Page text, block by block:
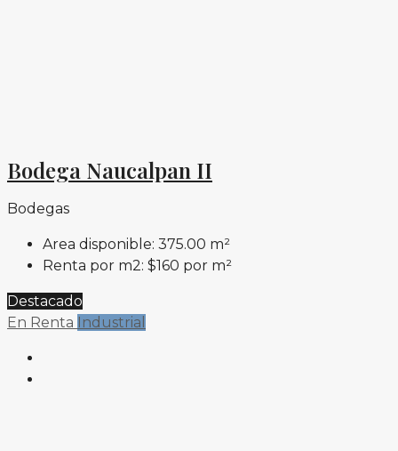
Bodega Naucalpan II
Bodegas
Area disponible: 375.00 m²
Renta por m2: $160 por m²
Destacado
En Renta
Industrial